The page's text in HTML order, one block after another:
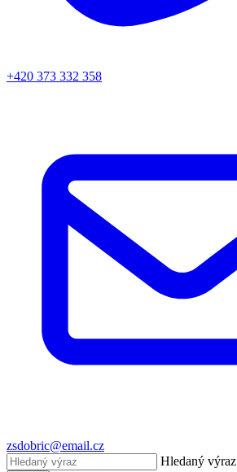
+420 373 332 358
zsdobric@email.cz
Hledaný výraz